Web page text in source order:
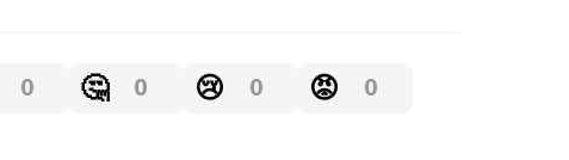
0 🤔 0 😢 0 😡 0